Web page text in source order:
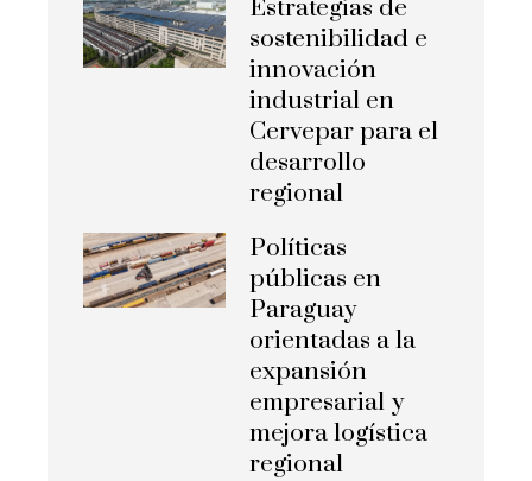
Estrategias de
sostenibilidad e
innovación
industrial en
Cervepar para el
desarrollo
regional
Políticas
públicas en
Paraguay
orientadas a la
expansión
empresarial y
mejora logística
regional